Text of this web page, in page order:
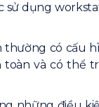
dụng
thường có cấu
và có thể